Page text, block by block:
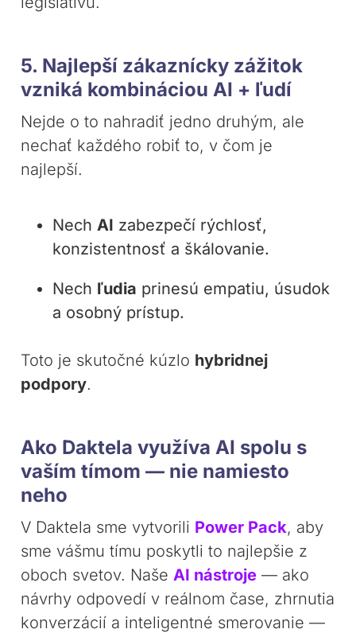
5. Najlepší zákaznícky zážitok
vzniká kombináciou AI + ľudí
Nejde o to nahradiť jedno druhým, ale
nechať každého robiť to, v čom je
najlepší.
NechAI zabezpečí rýchlosť,
konzistentnosť a škálovanie.
Nech ľudia prinesú empatiu, úsudok
a osobný prístup.
Toto je skutočné kúzlo hybridnej
podpory.
Ako Daktela využíva AI spolu s
vaším tímom — nie namiesto
neho
V Daktela sme vytvorili Power Pack, aby
sme vášmu tímu poskytli to najlepšie z
oboch svetov. NašeAI nástroje — ako
návrhy odpovedí v reálnom čase, zhrnutia
konverzácií a inteligentné smerovanie —